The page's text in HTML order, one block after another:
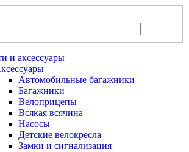
и аксессуары
Автомобильные багажники
Багажники
Велоприцепы
Всякая всячина
Насосы
Детские велокресла
Замки и сигнализация